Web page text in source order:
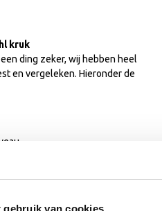
gebruik van cookies
kruk
ding zeker, wij hebben heel
en vergeleken. Hieronder de